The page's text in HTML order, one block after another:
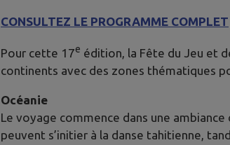
CONSULTEZ LE PROGRAMME COMPLET
Pour cette 17e édition, la Fête du Jeu et
continents avec des zones thématiques
Océanie
Le voyage commence dans une
peuvent s’initier à la danse tahitienne,